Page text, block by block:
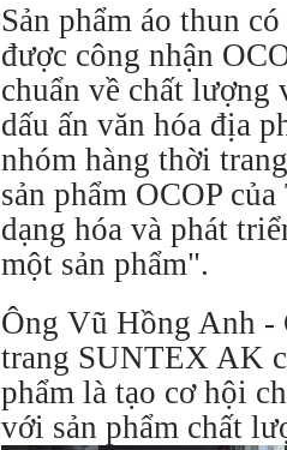
Sản phẩm áo thun
được công nhận
chuẩn về chất lượng
dấu ấn văn hóa địa
nhóm hàng thời
sản phẩm OCOP
dạng hóa và phát
một sản phẩm".
Ông Vũ Hồng Anh -
trang SUNTEX AK
phẩm là tạo cơ hội
với sản phẩm chất